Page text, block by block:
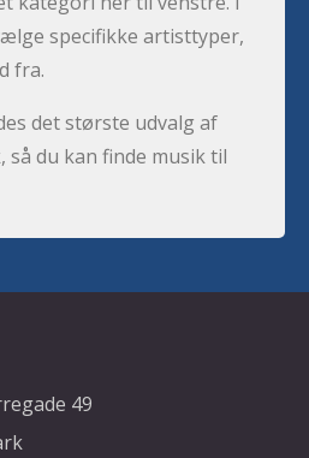
specifikke artisttyper,
fra.
det største udvalg af
så du kan finde musik til
49